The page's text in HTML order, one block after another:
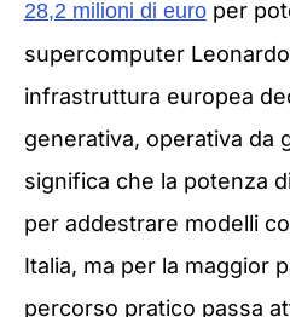
28,2 milioni di euro per
supercomputer
infrastruttura europea
generativa, operativa da
significa che la potenza
per addestrare modelli
Italia, ma per la maggior
percorso pratico passa